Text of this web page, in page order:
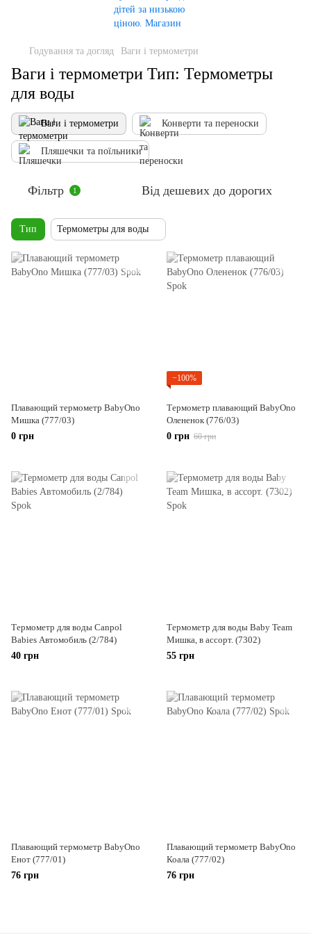
Годування та догляд Ваги і термометри
Ваги і термометри Тип: Термометры
для воды
Ваги і термометри Конверти та переноски
Пляшечки та поїльники
Фільтр 1 Від дешевих до дорогих
Тип Термометры для воды
Плавающий термометр BabyOno
Мишка (777/03)
0 грн
−100%
Термометр плавающий BabyOno
Олененок (776/03)
0 грн 60 грн
Термометр для воды Canpol
Babies Автомобиль (2/784)
40 грн
Термометр для воды Baby Team
Мишка, в ассорт. (7302)
55 грн
Плавающий термометр BabyOno
Енот (777/01)
76 грн
Плавающий термометр BabyOno
Коала (777/02)
76 грн